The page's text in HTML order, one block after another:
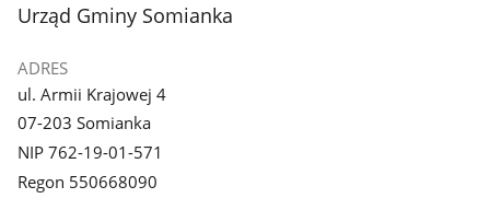
stopka
Urząd Gminy Somianka
ADRES
ul. Armii Krajowej 4
07-203 Somianka
NIP 762-19-01-571
Regon 550668090